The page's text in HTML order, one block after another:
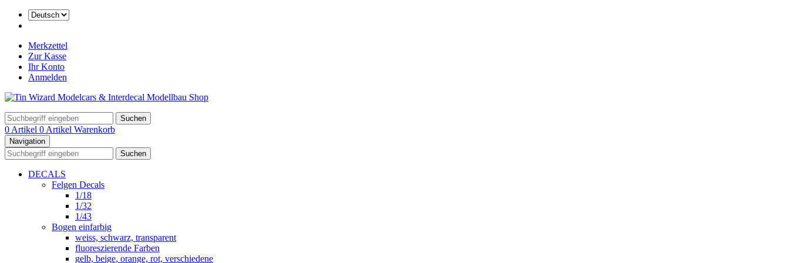
Merkzettel
Zur Kasse
Ihr Konto
Anmelden
Suchen
0 Artikel 0 Artikel Warenkorb
Navigation
Suchen
DECALS
Felgen Decals
1/18
1/32
1/43
Bogen einfarbig
weiss, schwarz, transparent
fluoreszierende Farben
gelb, beige, orange, rot, verschiedene